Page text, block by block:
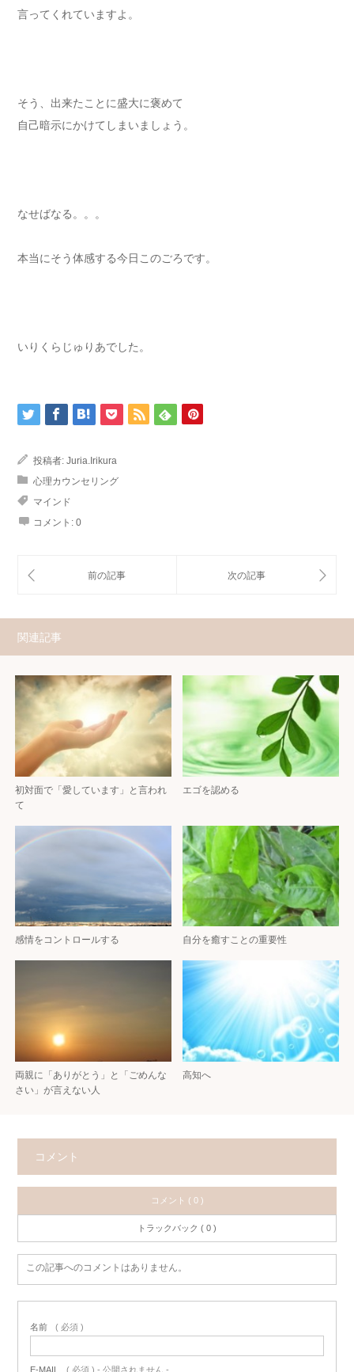
言ってくれていますよ。
そう、出来たことに盛大に褒めて
自己暗示にかけてしまいましょう。
なせばなる。。。
本当にそう体感する今日このごろです。
いりくらじゅりあでした。
投稿者: Juria.Irikura
心理カウンセリング
マインド
コメント: 0
関連記事
初対面で「愛しています」と言われ
て
エゴを認める
感情をコントロールする 自分を癒すことの重要性
両親に「ありがとう」と「ごめんな
さい」が言えない人
高知へ
コメント
コメント ( 0 )
トラックバック ( 0 )
この記事へのコメントはありません。
名前 ( 必須 )
E-MAIL ( 必須 ) - 公開されません -